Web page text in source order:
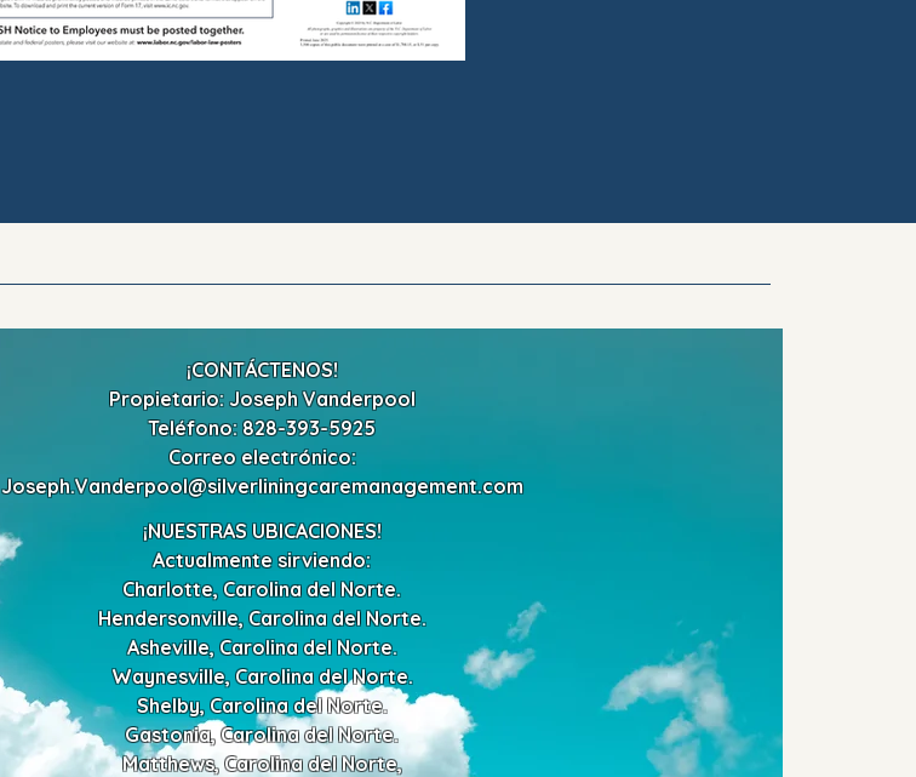
¡CONTÁCTENOS!
Propietario: Joseph Vanderpool
Teléfono: 828-393-5925
Correo electrónico:
Joseph.Vanderpool@silverliningcaremanagement.com
¡NUESTRAS UBICACIONES!
Actualmente sirviendo:
Charlotte, Carolina del Norte.
Hendersonville, Carolina del Norte.
Asheville, Carolina del Norte.
Waynesville, Carolina del Norte.
Shelby, Carolina del Norte.
Gastonia, Carolina del Norte.
Matthews, Carolina del Norte,